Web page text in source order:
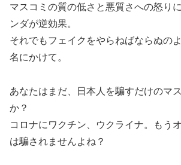
マスコミの質の低さと悪質さへの怒り
ンダが逆効果。
それでもフェイクをやらねばならぬの
名にかけて。
あなたはまだ、日本人を騙すだけのマ
か？
コロナにワクチン、ウクライナ。もう
は騙されませんよね？